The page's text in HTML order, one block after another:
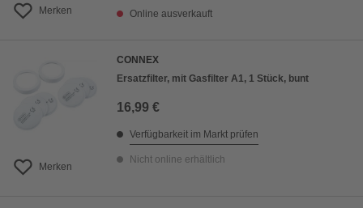
Merken Online ausverkauft
Merken
CONNEX
Ersatzfilter, mit Gasfilter A1, 1 Stück, bunt
16,99 €
Verfügbarkeit im Markt prüfen
Nicht online erhältlich